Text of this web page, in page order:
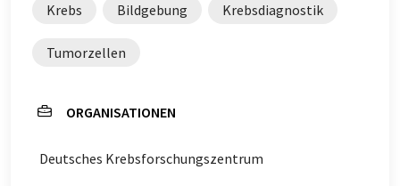
Krebs Bildgebung Krebsdiagnostik
Tumorzellen
ORGANISATIONEN
Deutsches Krebsforschungszentrum